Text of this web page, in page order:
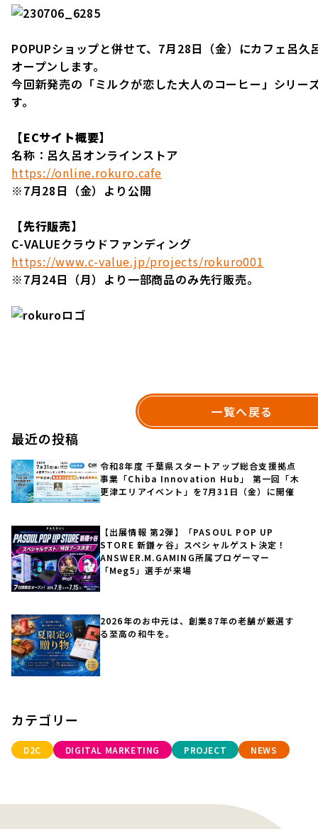
POPUPショップと併せて、7月28日（金）にカフェ呂久
オープンします。
今回新発売の「ミルクが恋した大人のコーヒー」シリー
す。
【ECサイト概要】
名称：呂久呂オンラインストア
https://online.rokuro.cafe
※7月28日（金）より公開
【先行販売】
C-VALUEクラウドファンディング
https://www.c-value.jp/projects/rokuro001
※7月24日（月）より一部商品のみ先行販売。
一覧へ戻る
最近の投稿
令和8年度 千葉県スタートアップ総合支援拠点
事業「Chiba Innovation Hub」 第一回「木
更津エリアイベント」を7月31日（金）に開催
【出展情報 第2弾】「PASOUL POP UP
STORE 新鎌ヶ谷」スペシャルゲスト決定！
ANSWER.M.GAMING所属プロゲーマー
「Meg5」選手が来場
2026年のお中元は、創業87年の老舗が厳選す
る至高の和牛を。
カテゴリー
D2C DIGITAL MARKETING PROJECT NEWS